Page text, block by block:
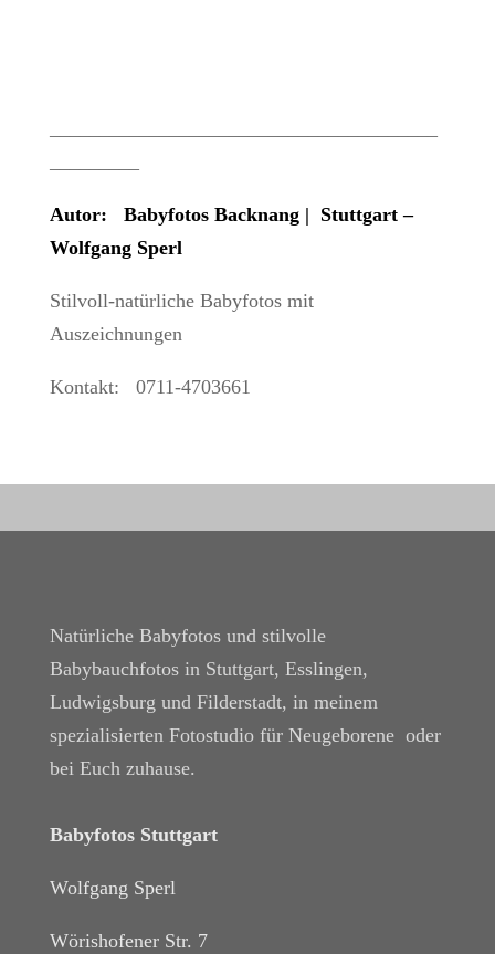
Autor: Babyfotos Backnang | Stuttgart –
Wolfgang Sperl
Stilvoll-natürliche Babyfotos mit
Auszeichnungen
Kontakt: 0711-4703661
Natürliche Babyfotos und stilvolle
Babybauchfotos in Stuttgart, Esslingen,
Ludwigsburg und Filderstadt, in meinem
spezialisierten Fotostudio für Neugeborene oder
bei Euch zuhause.
Babyfotos Stuttgart
Wolfgang Sperl
Wörishofener Str. 7